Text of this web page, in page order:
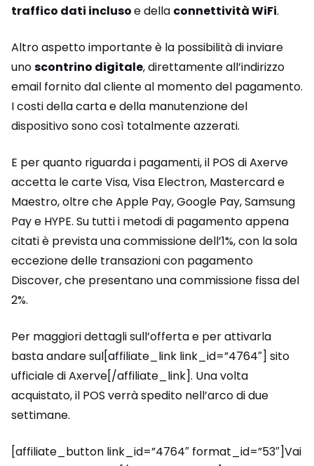
traffico dati inclusoe della connettività WiFi.
Altro aspetto importante è la possibilità di inviare
unoscontrino digitale, direttamente all’indirizzo
email fornito dal cliente al momento del pagamento.
I costi della carta e della manutenzione del
dispositivo sono così totalmente azzerati.
E per quanto riguarda i pagamenti, il POS di Axerve
accetta le carte Visa, Visa Electron, Mastercard e
Maestro, oltre che Apple Pay, Google Pay, Samsung
Pay e HYPE. Su tutti i metodi di pagamento appena
citati è prevista una commissione dell’1%, con la sola
eccezione delle transazioni con pagamento
Discover, che presentano una commissione fissa del
2%.
Per maggiori dettagli sull’offerta e per attivarla
basta andare sul[affiliate_link link_id=”4764″] sito
ufficiale di Axerve[/affiliate_link]. Una volta
acquistato, il POS verrà spedito nell’arco di due
settimane.
[affiliate_button link_id=”4764″ format_id=”53″]Vai